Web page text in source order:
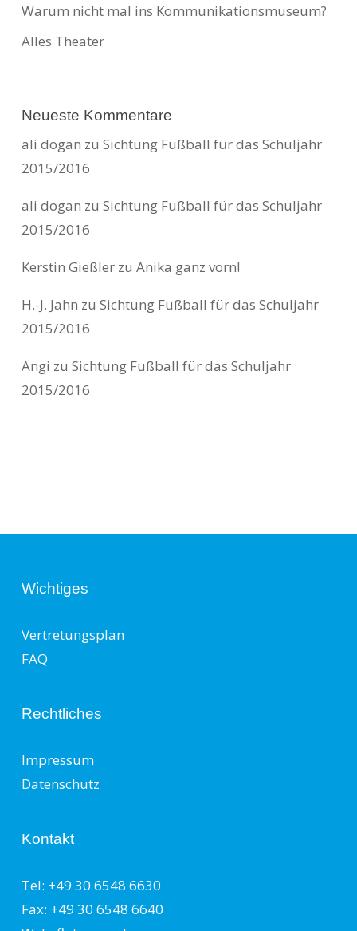
Warum nicht mal ins Kommunikationsmuseum?
Alles Theater
Neueste Kommentare
ali dogan zu Sichtung Fußball für das Schuljahr
2015/2016
ali dogan zu Sichtung Fußball für das Schuljahr
2015/2016
Kerstin Gießlerzu Anika ganz vorn!
H.-J. Jahn zu Sichtung Fußball für das Schuljahr
2015/2016
Angi zu Sichtung Fußball für das Schuljahr
2015/2016
Wichtiges
Vertretungsplan
FAQ
Rechtliches
Impressum
Datenschutz
Kontakt
Tel: +49 30 6548 6630
Fax: +49 30 6548 6640